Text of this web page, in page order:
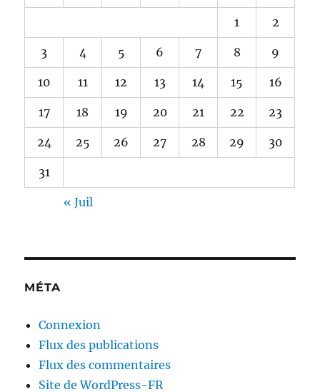
1 2
3 4 5 6 7 8 9
10 11 12 13 14 15 16
17 18 19 20 21 22 23
24 25 26 27 28 29 30
31
« Juil
MÉTA
Connexion
Flux des publications
Flux des commentaires
Site de WordPress-FR